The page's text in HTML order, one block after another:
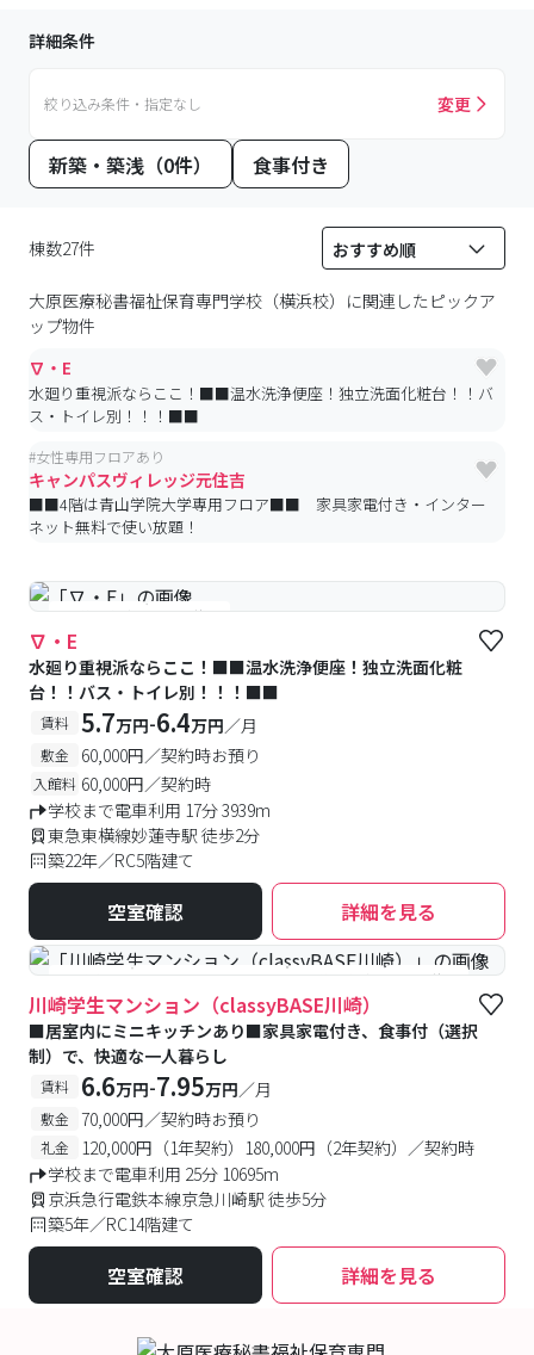
詳細条件
絞り込み条件・指定なし 変更
新築・築浅（0件） 食事付き
棟数27件
大原医療秘書福祉保育専門学校（横浜校） に関連したピックア
ップ物件
∇・E
水廻り重視派ならここ！■■温水洗浄便座！独立洗面化粧台！！バ
ス・トイレ別！！！■■
#女性専用フロアあり
キャンパスヴィレッジ元住吉
■■4階は青山学院大学専用フロア■■ 家具家電付き・インター
ネット無料で使い放題！
#予約受付中 #空室待ち
∇・E
水廻り重視派ならここ！■■温水洗浄便座！独立洗面化粧
台！！バス・トイレ別！！！■■
賃料 5.7万円-6.4万円／月
敷金 60,000円／契約時お預り
入館料 60,000円／契約時
学校まで電車利用 17分 3939m
東急東横線妙蓮寺駅 徒歩2分
築22年／RC5階建て
空室確認 詳細を見る
#食事付き #女性専用フロアあり #予約受付中 #空室待ち
川崎学生マンション（classyBASE川崎）
■居室内にミニキッチンあり■家具家電付き、食事付（選択
制）で、快適な一人暮らし
賃料 6.6万円-7.95万円／月
敷金 70,000円／契約時お預り
礼金
120,000円（1年契約）180,000円（2年契約）／契約時
学校まで電車利用 25分 10695m
京浜急行電鉄本線京急川崎駅 徒歩5分
築5年／RC14階建て
空室確認 詳細を見る